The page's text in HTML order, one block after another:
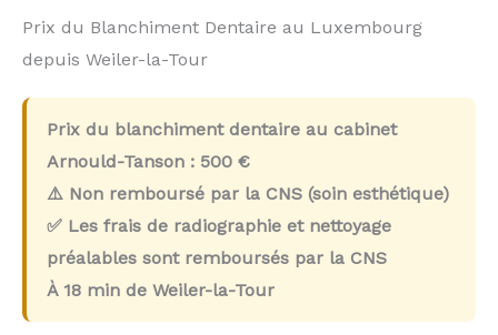
Prix du Blanchiment Dentaire au Luxembourg
depuis Weiler-la-Tour
Prix du blanchiment dentaire au cabinet
Arnould-Tanson : 500 €
⚠️ Non remboursé par la CNS (soin esthétique)
✅ Les frais de radiographie et nettoyage
préalables sont remboursés par la CNS
À 18 min de Weiler-la-Tour